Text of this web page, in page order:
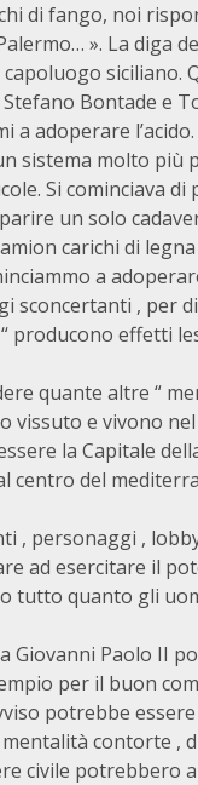
di fango, noi
». La diga
siciliano.
Bontade e
adoperare l’acido.
sistema molto più
Si cominciava
un solo
carichi di
a
sconcertanti , per
producono effetti
quante altre “
vissuto e vivono
la Capitale
centro del
, personaggi ,
ad esercitare il
tutto quanto gli
Giovanni Paolo II
per il buon
potrebbe
contorte ,
civile potrebbero